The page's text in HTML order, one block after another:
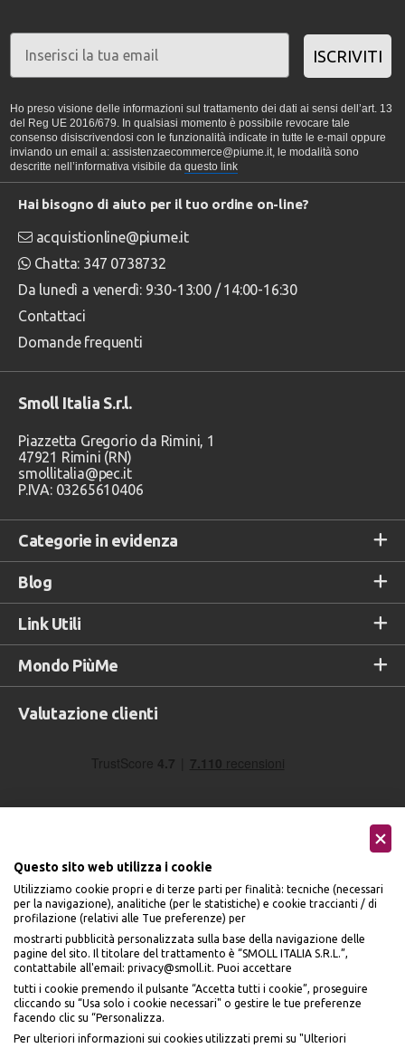
ISCRIVITI
Ho preso visione delle informazioni sul trattamento dei dati ai sensi dell’art. 13
del Reg UE 2016/679. In qualsiasi momento è possibile revocare tale
consenso disiscrivendosi con le funzionalità indicate in tutte le e-mail oppure
inviando un email a: assistenzaecommerce@piume.it, le modalità sono
descritte nell’informativa visibile da questo link
Categorie in evidenza
Blog
Link Utili
Mondo PiùMe
Hai bisogno di aiuto per il tuo ordine on-line?
acquistionline@piume.it
Chatta: 347 0738732
Da lunedì a venerdì: 9:30-13:00 / 14:00-16:30
Contattaci
Domande frequenti
Smoll Italia S.r.l.
Piazzetta Gregorio da Rimini, 1
47921 Rimini (RN)
smollitalia@pec.it
P.IVA: 03265610406
Valutazione clienti
Accettiamo
Seguici sui social
Questo sito web utilizza i cookie
Utilizziamo cookie propri e di terze parti per finalità: tecniche (necessari
per la navigazione), analitiche (per le statistiche) e cookie traccianti / di
profilazione (relativi alle Tue preferenze) per
mostrarti pubblicità personalizzata sulla base della navigazione delle
pagine del sito. Il titolare del trattamento è “SMOLL ITALIA S.R.L.”,
contattabile all'email: privacy@smoll.it. Puoi accettare
tutti i cookie premendo il pulsante “Accetta tutti i cookie”, proseguire
cliccando su “Usa solo i cookie necessari" o gestire le tue preferenze
facendo clic su “Personalizza.
Per ulteriori informazioni sui cookies utilizzati premi su "Ulteriori
BENVENUTO DA